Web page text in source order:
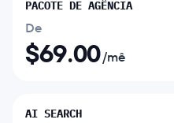
PACOTE DE AGÊNCIA
De
$69.00/mê
AI SEARCH